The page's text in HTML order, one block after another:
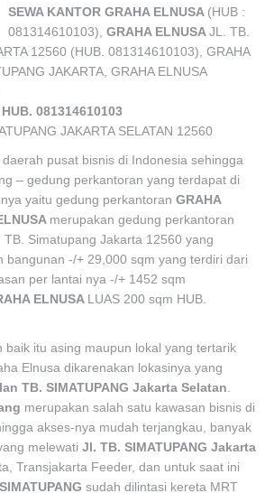
SEWA KANTOR GRAHA ELNUSA (HUB :
081314610103), GRAHA ELNUSAJL. TB.
12560 (HUB. 081314610103), GRAHA
JAKARTA, GRAHA ELNUSA
081314610103
JAKARTA SELATAN 12560
pusat bisnis di Indonesia sehingga
– gedung perkantoran yang terdapat di
yaitu gedung perkantoran GRAHA
merupakan gedung perkantoran
Simatupang Jakarta 12560 yang
bangunan -/+ 29,000 sqm yang terdiri dari
per lantai nya -/+ 1452 sqm
ELNUSA LUAS 200 sqm HUB.
baik itu asing maupun lokal yang tertarik
Elnusa dikarenakan lokasinya yang
TB. SIMATUPANG Jakarta Selatan
merupakan salah satu kawasan bisnis di
akses-nya mudah terjangkau, banyak
melewati Jl. TB. SIMATUPANG Jakarta
Transjakarta Feeder, dan untuk saat ini
sudah dilintasi kereta MRT